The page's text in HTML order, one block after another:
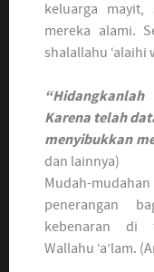
keluarga mayit,
mereka alami.
shalallahu ‘alaihi
Karena telah
menyibukkan
dan lainnya)
Mudah-
penerangan
kebenaran di
Wallahu ‘a’lam.